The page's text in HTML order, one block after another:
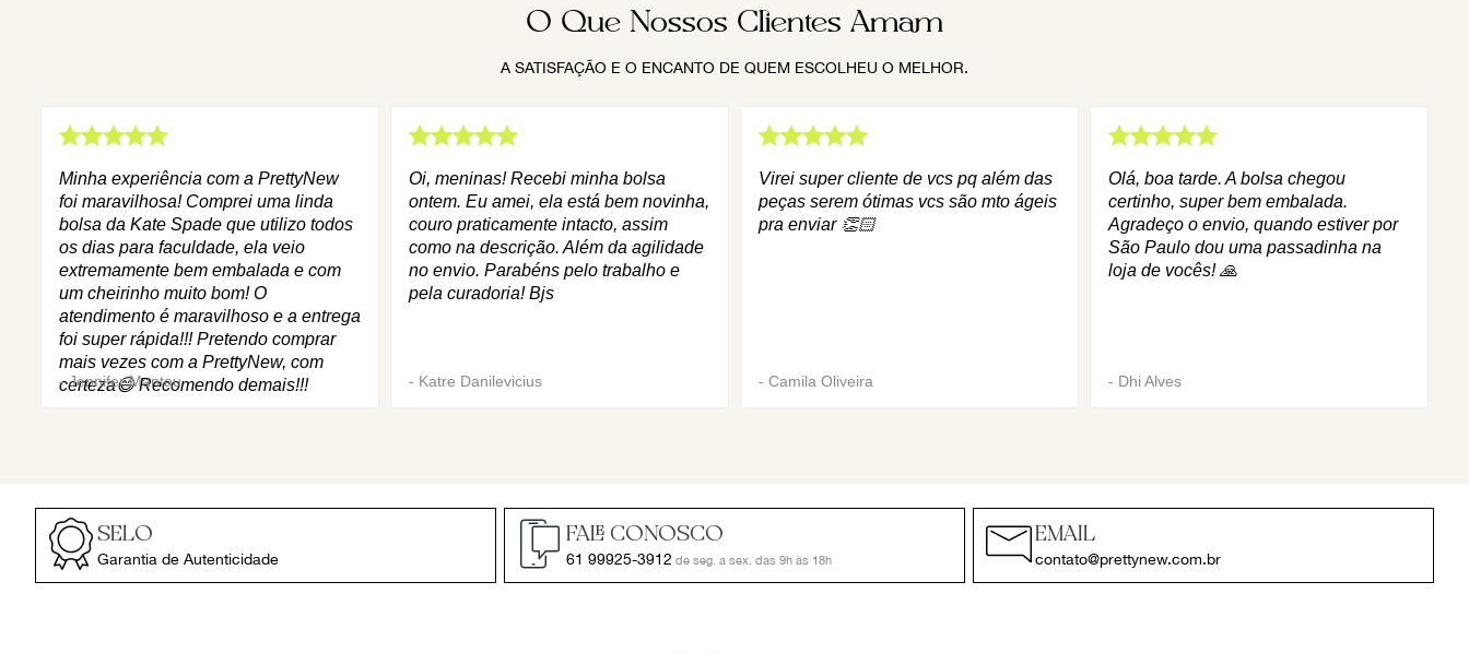
O Que Nossos Clientes Amam
A SATISFAÇÃO E O ENCANTO DE QUEM ESCOLHEU O MELHOR.
Minha experiência com a PrettyNew
foi maravilhosa! Comprei uma linda
bolsa da Kate Spade que utilizo todos
os dias para faculdade, ela veio
extremamente bem embalada e com
um cheirinho muito bom! O
atendimento é maravilhoso e a entrega
foi super rápida!!! Pretendo comprar
mais vezes com a PrettyNew, com
certeza😄 Recomendo demais!!!
-Jennifer Mantau
Oi, meninas! Recebi minha bolsa
ontem. Eu amei, ela está bem novinha,
couro praticamente intacto, assim
como na descrição. Além da agilidade
no envio. Parabéns pelo trabalho e
pela curadoria! Bjs
- Katre Danilevicius
Virei super cliente de vcs pq além das
peças serem ótimas vcs são mto ágeis
pra enviar 👏🏻
- Camila Oliveira
Olá, boa tarde. A bolsa chegou
certinho, super bem embalada.
Agradeço o envio, quando estiver por
São Paulo dou uma passadinha na
loja de vocês! 🙏
- Dhi Alves
SELO
Garantia de Autenticidade
FALE CONOSCO
61 99925-3912 de seg. a sex. das 9h às 18h
EMAIL
contato@prettynew.com.br